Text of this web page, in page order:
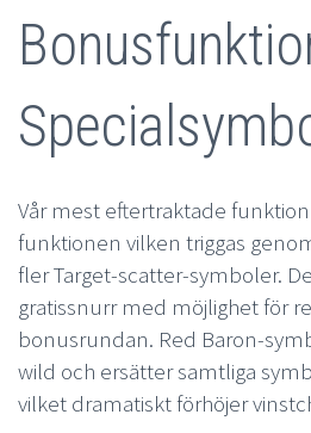
Vår mest eftertraktade
funktionen vilken triggas
fler Target-scatter-symboler.
gratissnurr med möjlighet för
bonusrundan. Red Baron-
wild och ersätter samtliga
vilket dramatiskt förhöjer